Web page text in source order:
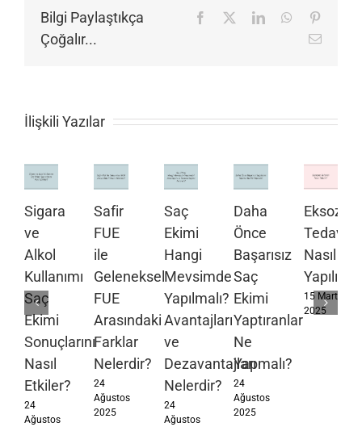
Bilgi Paylaştıkça
Çoğalır...
Facebook LinkedInWhatsApp
E-
İlişkili Yazılar
Sigara
ve
Alkol
Kullanımı
Saç
Ekimi
Sonuçlarını
Nasıl
Etkiler?
24
Ağustos
Safir
FUE
ile
Geleneksel
FUE
Arasındaki
Farklar
Nelerdir?
24
Ağustos
2025
Saç
Ekimi
Hangi
Mevsimde
Yapılmalı?
Avantajları
ve
Dezavantajları
Nelerdir?
24
Ağustos
Daha
Önce
Başarısız
Saç
Ekimi
Yaptıranlar
Ne
Yapmalı?
24
Ağustos
2025
Eksozom
Tedavisi
Nasıl
Yapılır?
15 Mart
2025